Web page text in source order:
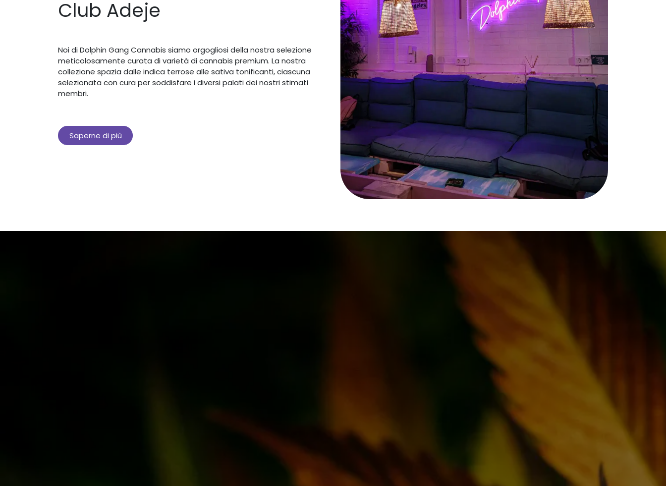
Club Adeje
Noi di Dolphin Gang Cannabis siamo orgogliosi della nostra selezione
meticolosamente curata di varietà di cannabis premium. La nostra
collezione spazia dalle indica terrose alle sativa tonificanti, ciascuna
selezionata con cura per soddisfare i diversi palati dei nostri stimati
membri.
Saperne di più